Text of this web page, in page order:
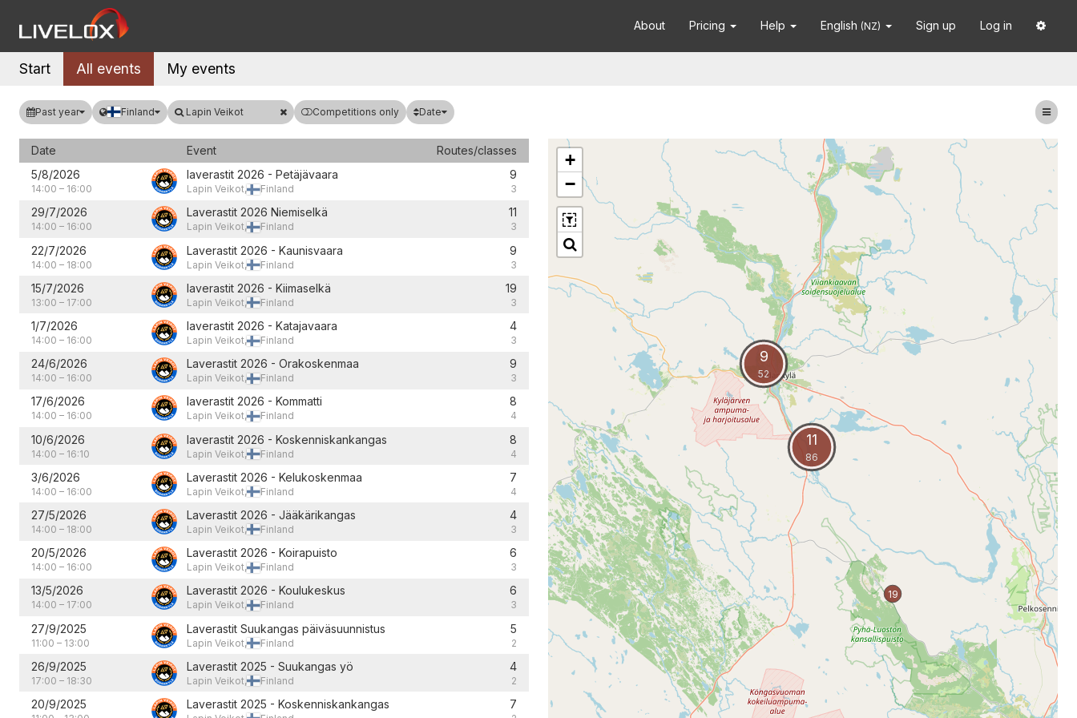
About Pricing Help English (NZ) Sign up Log in
Start All events My events
Past year Finland Lapin Veikot Competitions only Date
Date Event
Routes/classes
5/8/2026
14:00 – 16:00
laverastit 2026 - Petäjävaara
Lapin Veikot, Finland
9
3
29/7/2026
14:00 – 16:00
Laverastit 2026 Niemiselkä
Lapin Veikot, Finland
11
3
22/7/2026
14:00 – 18:00
Laverastit 2026 - Kaunisvaara
Lapin Veikot, Finland
9
3
15/7/2026
13:00 – 17:00
laverastit 2026 - Kiimaselkä
Lapin Veikot, Finland
19
3
1/7/2026
14:00 – 16:00
laverastit 2026 - Katajavaara
Lapin Veikot, Finland
4
3
24/6/2026
14:00 – 16:00
Laverastit 2026 - Orakoskenmaa
Lapin Veikot, Finland
9
3
17/6/2026
14:00 – 16:00
laverastit 2026 - Kommatti
Lapin Veikot, Finland
8
4
10/6/2026
14:00 – 16:10
laverastit 2026 - Koskenniskankangas
Lapin Veikot, Finland
8
4
3/6/2026
14:00 – 16:00
Laverastit 2026 - Kelukoskenmaa
Lapin Veikot, Finland
7
4
27/5/2026
14:00 – 18:00
Laverastit 2026 - Jääkärikangas
Lapin Veikot, Finland
4
3
20/5/2026
14:00 – 16:00
Laverastit 2026 - Koirapuisto
Lapin Veikot, Finland
6
3
13/5/2026
14:00 – 17:00
Laverastit 2026 - Koulukeskus
Lapin Veikot, Finland
6
3
27/9/2025
11:00 – 13:00
Laverastit Suukangas päiväsuunnistus
Lapin Veikot, Finland
5
2
26/9/2025
17:00 – 18:30
Laverastit 2025 - Suukangas yö
Lapin Veikot, Finland
4
2
20/9/2025 Laverastit 2025 - Koskenniskankangas 7
19
9
52
11
86
+
−